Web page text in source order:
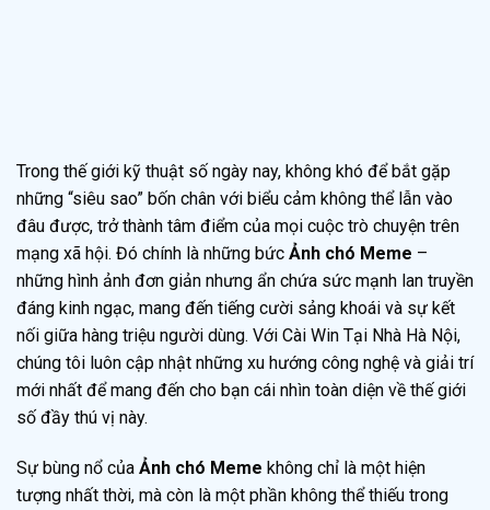
Trong thế giới kỹ thuật số ngày nay, không khó để bắt gặp
những “siêu sao” bốn chân với biểu cảm không thể lẫn vào
đâu được, trở thành tâm điểm của mọi cuộc trò chuyện trên
mạng xã hội. Đó chính là những bức Ảnh chó Meme –
những hình ảnh đơn giản nhưng ẩn chứa sức mạnh lan truyền
đáng kinh ngạc, mang đến tiếng cười sảng khoái và sự kết
nối giữa hàng triệu người dùng. Với Cài Win Tại Nhà Hà Nội,
chúng tôi luôn cập nhật những xu hướng công nghệ và giải trí
mới nhất để mang đến cho bạn cái nhìn toàn diện về thế giới
số đầy thú vị này.
Sự bùng nổ của Ảnh chó Meme không chỉ là một hiện
tượng nhất thời, mà còn là một phần không thể thiếu trong